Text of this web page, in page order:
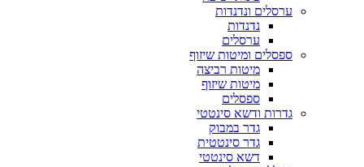
ערסלים ונדנדות
נדנדות
ערסלים
ספסלים ומיטות שיזוף
מיטות רביצה
מיטות שיזוף
ספסלים
גדרות ודשא סינטטי
גדר במבוק
גדר סינטטית
דשא סינטטי